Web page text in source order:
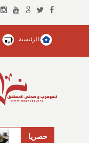
الرئيسية
حصريا